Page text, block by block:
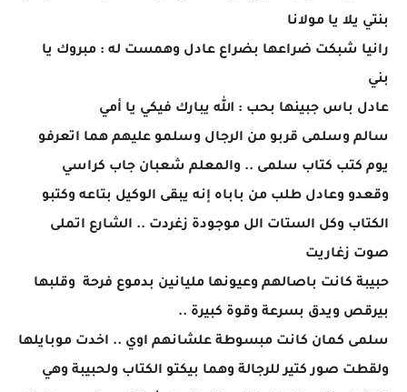
بنتي يلا يا مولانا
رانيا شبكت ضراعها بضراع عادل وهمست له : مبروك يا
بني
عادل باس جبينها بحب : الله يبارك فيكي يا أمي
سالم وسلمى قربو من الرجال وسلمو عليهم هما اتعرفو
يوم كتب كتاب سلمى .. والمعلم شعبان جاب كراسي
وقعدو وعادل طلب من باباه إنه يبقى الوكيل بتاعه وكتبو
الكتاب وكل الستات الل موجودة زغردت .. الشارع اتملى
صوت زغاريت
حبيبة كانت باصالهم وعيونها مليانين بدموع فرحة وقلبها
بيرقص ويدق بسرعة وقوة كبيرة ..
سلمى كمان كانت مبسوطة علشانهم اوي .. اخدت موبايلها
ولقطت صور كتير للرجالة وهما بيكتو الكتاب ولحبيبة وهي